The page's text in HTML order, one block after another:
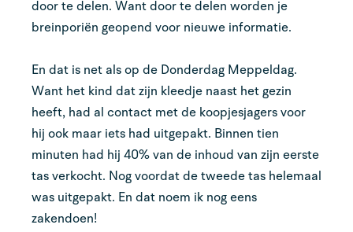
door te delen. Want door te delen worden je
breinporiën geopend voor nieuwe informatie.
En dat is net als op de Donderdag Meppeldag.
Want het kind dat zijn kleedje naast het gezin
heeft, had al contact met de koopjesjagers voor
hij ook maar iets had uitgepakt. Binnen tien
minuten had hij 40% van de inhoud van zijn eerste
tas verkocht. Nog voordat de tweede tas helemaal
was uitgepakt. En dat noem ik nog eens
zakendoen!